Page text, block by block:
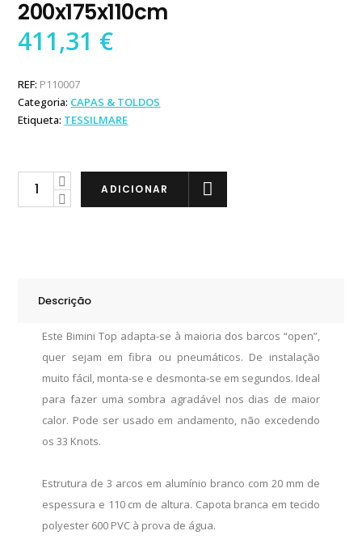
200x175x110cm
411,31 €
REF: P110007
Categoria: CAPAS & TOLDOS
Etiqueta: TESSILMARE
Tessilmare
ADICIONAR
Descrição
Este Bimini Top adapta-se à maioria dos barcos “open”,
quer sejam em fibra ou pneumáticos. De instalação
muito fácil, monta-se e desmonta-se em segundos. Ideal
para fazer uma sombra agradável nos dias de maior
calor. Pode ser usado em andamento, não excedendo
os 33 Knots.
Estrutura de 3 arcos em alumínio branco com 20 mm de
espessura e 110 cm de altura. Capota branca em tecido
polyester 600 PVC à prova de água.